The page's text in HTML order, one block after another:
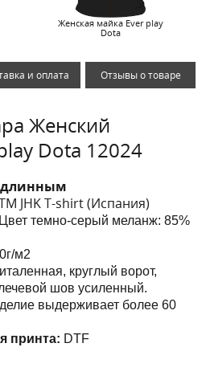
Женская майка Ever play
Dota
и оплата Отзывы о товаре
Женский
Dota 12024
длинным
JHK T-shirt (Испания)
темно-серый меланж: 85%
м2
круглый ворот,
шов усиленный.
выдерживает более 60
принта: DTF